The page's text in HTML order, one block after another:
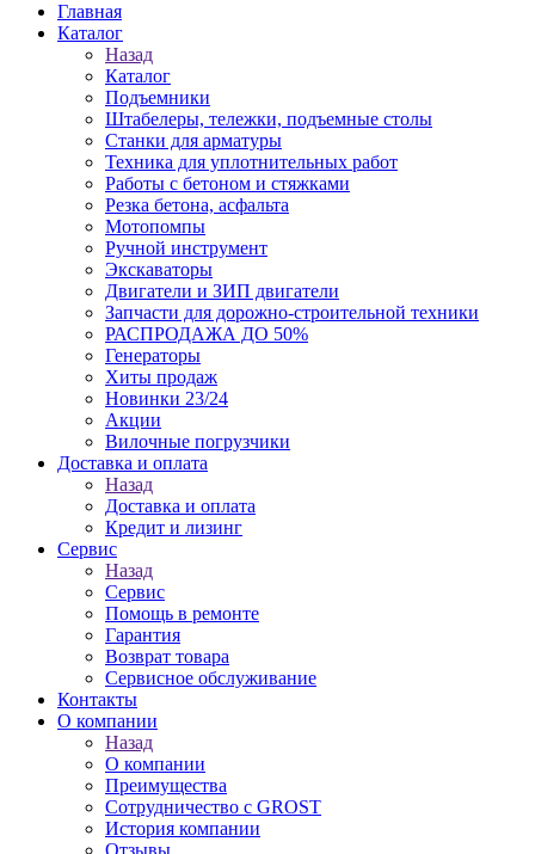
Главная
Каталог
Назад
Каталог
Подъемники
Штабелеры, тележки, подъемные столы
Станки для арматуры
Техника для уплотнительных работ
Работы с бетоном и стяжками
Резка бетона, асфальта
Мотопомпы
Ручной инструмент
Экскаваторы
Двигатели и ЗИП двигатели
Запчасти для дорожно-строительной техники
РАСПРОДАЖА ДО 50%
Генераторы
Хиты продаж
Новинки 23/24
Акции
Вилочные погрузчики
Доставка и оплата
Назад
Доставка и оплата
Кредит и лизинг
Сервис
Назад
Сервис
Помощь в ремонте
Гарантия
Возврат товара
Сервисное обслуживание
Контакты
О компании
Назад
О компании
Преимущества
Сотрудничество с GROST
История компании
Отзывы